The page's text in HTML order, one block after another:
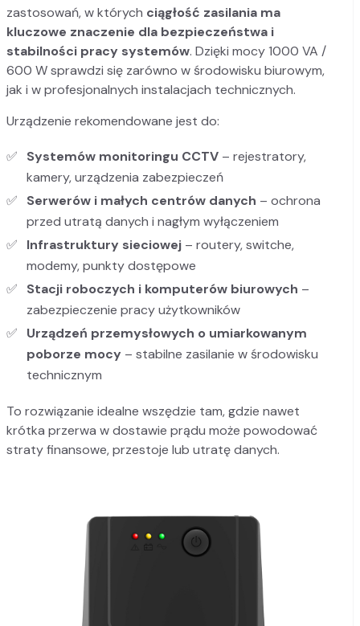
zastosowań, w których ciągłość zasilania ma
kluczowe znaczenie dla bezpieczeństwa i
stabilności pracy systemów. Dzięki mocy 1000 VA /
600 W sprawdzi się zarówno w środowisku biurowym,
jak i w profesjonalnych instalacjach technicznych.
Urządzenie rekomendowane jest do:
Systemów monitoringu CCTV – rejestratory,
kamery, urządzenia zabezpieczeń
Serwerów i małych centrów danych – ochrona
przed utratą danych i nagłym wyłączeniem
Infrastruktury sieciowej – routery, switche,
modemy, punkty dostępowe
Stacji roboczych i komputerów biurowych –
zabezpieczenie pracy użytkowników
Urządzeń przemysłowych o umiarkowanym
poborze mocy – stabilne zasilanie w środowisku
technicznym
To rozwiązanie idealne wszędzie tam, gdzie nawet
krótka przerwa w dostawie prądu może powodować
straty finansowe, przestoje lub utratę danych.